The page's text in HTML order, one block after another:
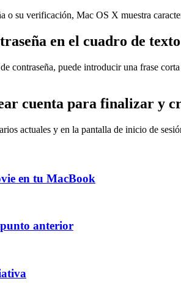
o su verificación, Mac OS X muestra
en el cuadro de
contraseña, puede introducir una frase
cuenta para finalizar y
actuales y en la pantalla de inicio de
en tu MacBook
anterior